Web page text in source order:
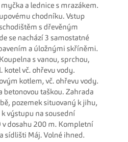
a lednice s mrazákem.
chodníku. Vstup
s dřevěným
se nachází 3 samostatné
a úložnými skříněmi.
s vanou, sprchou,
kotel vč. ohřevu vody.
kotlem, vč. ohřevu vody.
betonovou taškou. Zahrada
pozemek situovaný k jihu,
výstupu na sousední
v dosahu 200 m. Kompletní
sídlišti Máj. Volné ihned.